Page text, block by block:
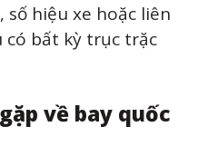
hiệu xe hoặc liên
có bất kỳ trục trặc
về bay quốc